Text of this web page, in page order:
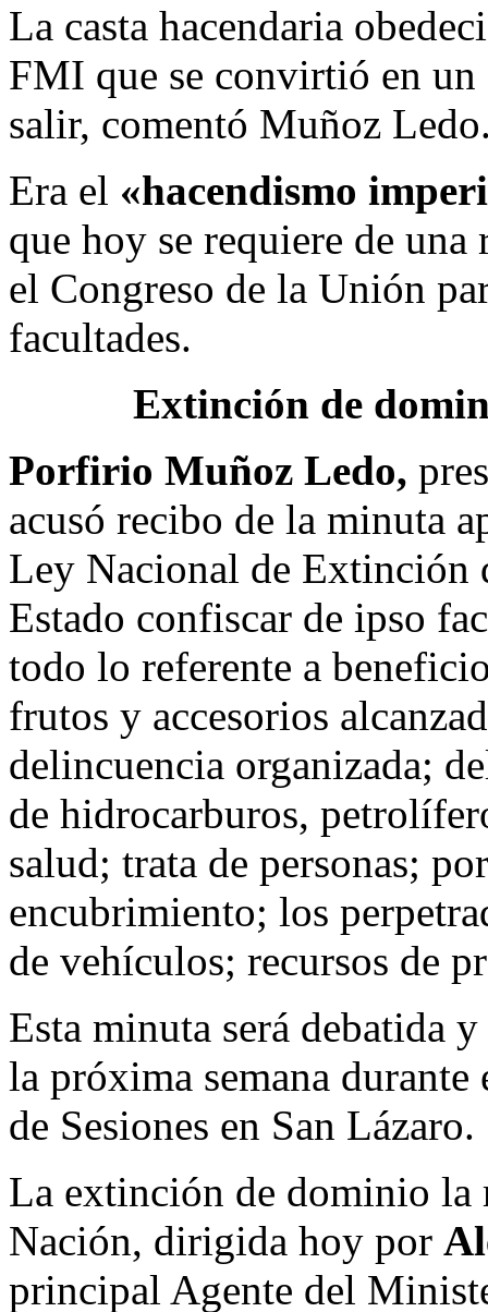
La casta hacendaria
FMI que se convirtió en
salir, comentó Muñoz
Era el «hacendismo
que hoy se requiere de
el Congreso de la Unión
facultades.
Extinción de
Porfirio Muñoz Ledo,
acusó recibo de la minuta
Ley Nacional de Extinción
Estado confiscar de ipso
todo lo referente a
frutos y accesorios
delincuencia organizada;
de hidrocarburos,
salud; trata de personas;
encubrimiento; los
de vehículos; recursos de
Esta minuta será debatida
la próxima semana
de Sesiones en San Lázaro.
La extinción de dominio la
Nación, dirigida hoy por
principal Agente del